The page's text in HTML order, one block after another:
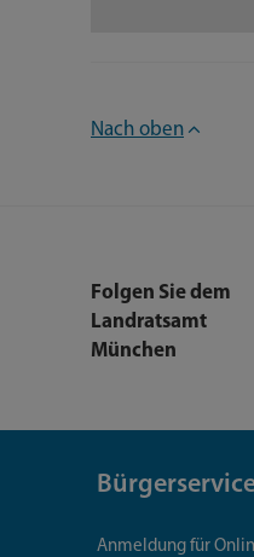
Nach oben
Folgen Sie dem
Landratsamt
München
Anmeldung für